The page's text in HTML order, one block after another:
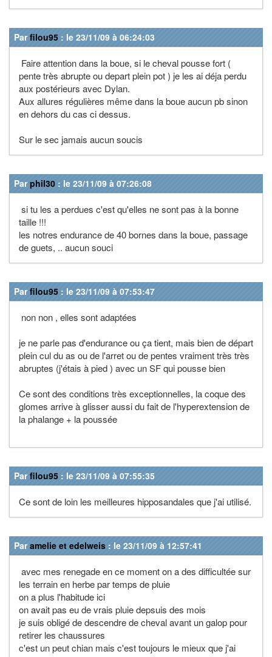
Parfilou95 : le 23/11/09 à 06:24:03
Faire attention dans la boue, si le cheval pousse fort (
pente très abrupte ou depart plein pot ) je les ai déja perdu
aux postérieurs avec Dylan.
Aux allures régulières même dans la boue aucun pb sinon
en dehors du cas ci dessus.
Sur le sec jamais aucun soucis
Parphil30 : le 23/11/09 à 07:26:08
si tu les a perdues c'est qu'elles ne sont pas à la bonne
taille !!!
les notres endurance de 40 bornes dans la boue, passage
de guets, .. aucun souci
Parfilou95 : le 23/11/09 à 07:53:47
non non , elles sont adaptées
je ne parle pas d'endurance ou ça tient, mais bien de départ
plein cul du as ou de l'arret ou de pentes vraiment très très
abruptes (j'étais à pied ) avec un SF qui pousse bien
Ce sont des conditions très exceptionnelles, la coque des
glomes arrive à glisser aussi du fait de l'hyperextension de
la phalange + la poussée
Parfilou95 : le 23/11/09 à 07:55:35
Ce sont de loin les meilleures hipposandales que j'ai utilisé.
Paramelie et edelweis : le 23/11/09 à 12:57:41
avec mes renegade en ce moment on a des difficultée sur
les terrain en herbe par temps de pluie
on a plus l'habitude ici
on avait pas eu de vrais pluie depsuis des mois
je suis obligé de descendre de cheval avant un galop pour
retirer les chaussures
c'est un peut chian mais c'est toujours le mieux que j'ai